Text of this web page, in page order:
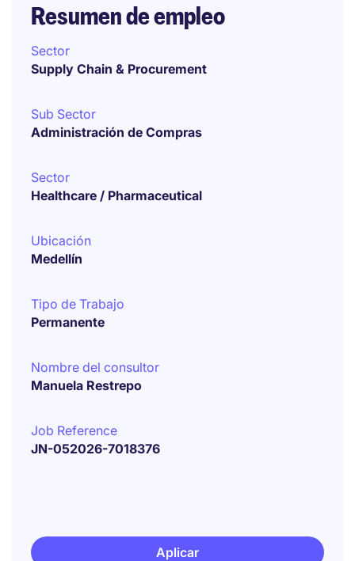
Resumen de empleo
Sector
Supply Chain & Procurement
Sub Sector
Administración de Compras
Sector
Healthcare / Pharmaceutical
Ubicación
Medellín
Tipo de Trabajo
Permanente
Nombre del consultor
Manuela Restrepo
Job Reference
JN-052026-7018376
Aplicar